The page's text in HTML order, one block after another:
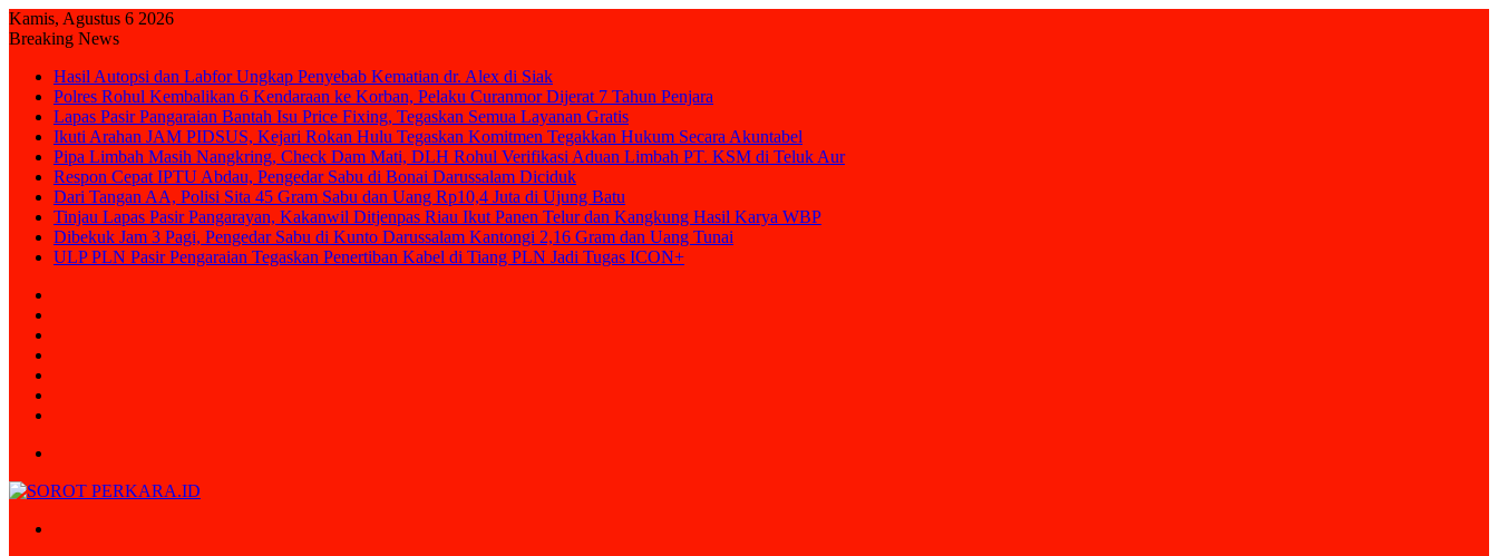
Kamis, Agustus 6 2026
Breaking News
Hasil Autopsi dan Labfor Ungkap Penyebab Kematian dr. Alex di Siak
Polres Rohul Kembalikan 6 Kendaraan ke Korban, Pelaku Curanmor Dijerat 7 Tahun Penjara
Lapas Pasir Pangaraian Bantah Isu Price Fixing, Tegaskan Semua Layanan Gratis
Ikuti Arahan JAM PIDSUS, Kejari Rokan Hulu Tegaskan Komitmen Tegakkan Hukum Secara Akuntabel
Pipa Limbah Masih Nangkring, Check Dam Mati, DLH Rohul Verifikasi Aduan Limbah PT. KSM di Teluk Aur
Respon Cepat IPTU Abdau, Pengedar Sabu di Bonai Darussalam Diciduk
Dari Tangan AA, Polisi Sita 45 Gram Sabu dan Uang Rp10,4 Juta di Ujung Batu
Tinjau Lapas Pasir Pangarayan, Kakanwil Ditjenpas Riau Ikut Panen Telur dan Kangkung Hasil Karya WBP
Dibekuk Jam 3 Pagi, Pengedar Sabu di Kunto Darussalam Kantongi 2,16 Gram dan Uang Tunai
ULP PLN Pasir Pengaraian Tegaskan Penertiban Kabel di Tiang PLN Jadi Tugas ICON+